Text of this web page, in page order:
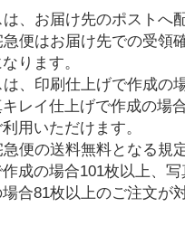
、お届け先のポストへ
便はお届け先での受領
ります。
、印刷仕上げで作成の
レイ仕上げで作成の場
用いただけます。
便の送料無料となる規
成の場合101枚以上、
合81枚以上のご注文が